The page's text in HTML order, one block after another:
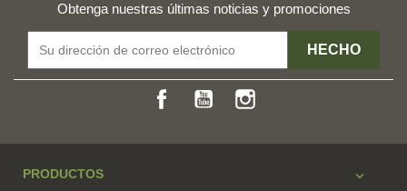
Obtenga nuestras últimas noticias y promociones
Facebook YouTube
PRODUCTOS 